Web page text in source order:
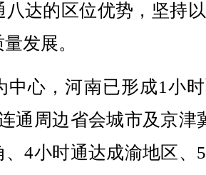
八达的区位优势，坚持
发展。
心，河南已形成1小时
通周边省会城市及京津
、4小时通达成渝地区、